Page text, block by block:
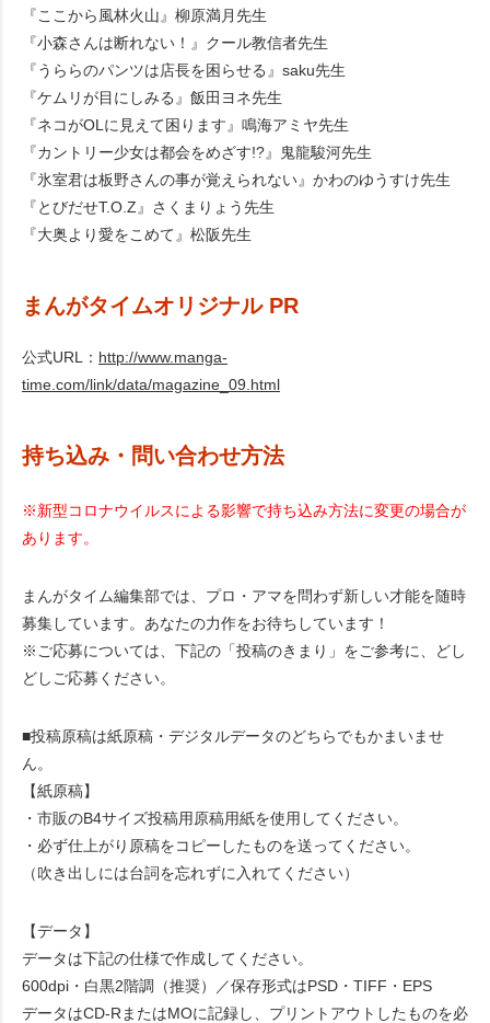
『ここから風林火山』柳原満月先生
『小森さんは断れない！』クール教信者先生
『うららのパンツは店長を困らせる』saku先生
『ケムリが目にしみる』飯田ヨネ先生
『ネコがOLに見えて困ります』鳴海アミヤ先生
『カントリー少女は都会をめざす!?』鬼龍駿河先生
『氷室君は板野さんの事が覚えられない』かわのゆうすけ先生
『とびだせT.O.Z』さくまりょう先生
『大奥より愛をこめて』松阪先生
まんがタイムオリジナル PR
公式URL： http://www.manga-
time.com/link/data/magazine_09.html
持ち込み・問い合わせ方法
※新型コロナウイルスによる影響で持ち込み方法に変更の場合が
あります。
まんがタイム編集部では、プロ・アマを問わず新しい才能を随時
募集しています。あなたの力作をお待ちしています！
※ご応募については、下記の「投稿のきまり」をご参考に、どし
どしご応募ください。
■投稿原稿は紙原稿・デジタルデータのどちらでもかまいませ
ん。
【紙原稿】
・市販のB4サイズ投稿用原稿用紙を使用してください。
・必ず仕上がり原稿をコピーしたものを送ってください。
（吹き出しには台詞を忘れずに入れてください）
【データ】
データは下記の仕様で作成してください。
600dpi・白黒2階調（推奨）／保存形式はPSD・TIFF・EPS
データはCD-RまたはMOに記録し、プリントアウトしたものを必